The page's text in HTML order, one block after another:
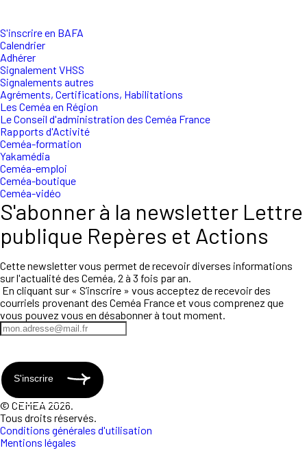
S'inscrire en BAFA
Calendrier
Adhérer
Signalement VHSS
Signalements autres
Agréments, Certifications, Habilitations
Les Ceméa en Région
Le Conseil d'administration des Ceméa France
Rapports d'Activité
Ceméa-formation
Yakamédia
Ceméa-emploi
Ceméa-boutique
Ceméa-vidéo
S'abonner à la newsletter Lettre
publique Repères et Actions
Cette newsletter vous permet de recevoir diverses informations
sur l'actualité des Ceméa, 2 à 3 fois par an.
En cliquant sur « S’inscrire » vous acceptez de recevoir des
courriels provenant des Ceméa France et vous comprenez que
vous pouvez vous en désabonner à tout moment.
S'inscrire
© CEMEA 2026.
Tous droits réservés.
Conditions générales d'utilisation
Mentions légales